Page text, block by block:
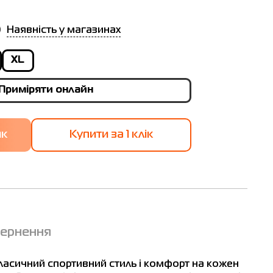
Наявність у магазинах
XL
Приміряти онлайн
Купити за 1 клiк
спортивний стиль і комфорт на кожен